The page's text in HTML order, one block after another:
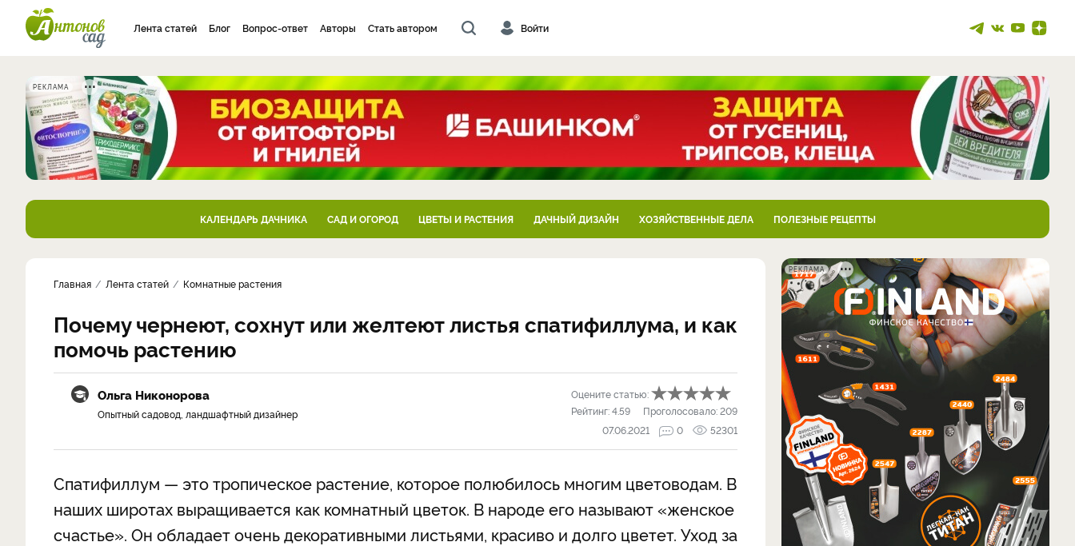
Лента статей Блог Вопрос-ответ Авторы Стать автором Войти
РЕКЛАМА
КАЛЕНДАРЬ ДАЧНИКА САД И ОГОРОД ЦВЕТЫ И РАСТЕНИЯ ДАЧНЫЙ ДИЗАЙН ХОЗЯЙСТВЕННЫЕ ДЕЛА ПОЛЕЗНЫЕ РЕЦЕПТЫ
Главная Лента статей Комнатные растения
Почему чернеют, сохнут или желтеют листья спатифиллума, и как
помочь растению
Ольга Никонорова
Опытный садовод, ландшафтный дизайнер
Оцените статью:
Рейтинг:4.59 Проголосовало:209
07.06.2021
0 52301
Спатифиллум — это тропическое растение, которое полюбилось многим цветоводам. В
наших широтах выращивается как комнатный цветок. В народе его называют «женское
счастье». Он обладает очень декоративными листьями, красиво и долго цветет. Уход за
РЕКЛАМА